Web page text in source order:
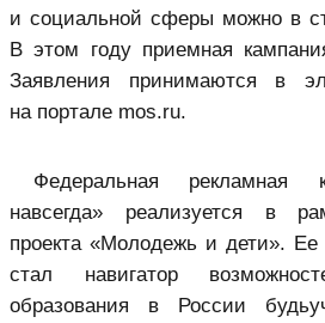
и социальной сферы можно в
В этом году приемная
Заявления принимаются в
на портале mos.ru.
Федеральная рекламная
навсегда» реализуется в
проекта «Молодежь и дети».
стал навигатор
образования в России